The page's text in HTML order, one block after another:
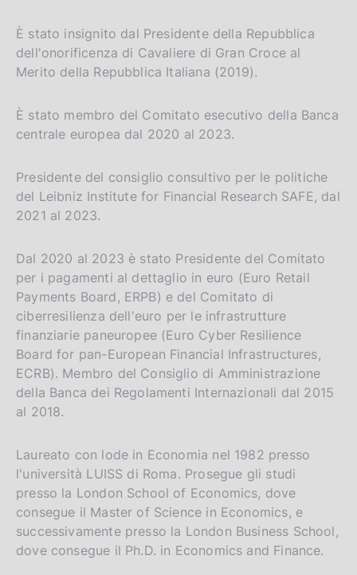
È stato insignito dal Presidente della Repubblica
dell'onorificenza di Cavaliere di Gran Croce al
Merito della Repubblica Italiana (2019).
È stato membro del Comitato esecutivo della Banca
centrale europea dal 2020 al 2023.
Presidente del consiglio consultivo per le politiche
del Leibniz Institute for Financial Research SAFE, dal
2021 al 2023.
Dal 2020 al 2023 è stato Presidente del Comitato
per i pagamenti al dettaglio in euro (Euro Retail
Payments Board, ERPB) e del Comitato di
ciberresilienza dell'euro per le infrastrutture
finanziarie paneuropee (Euro Cyber Resilience
Board for pan-European Financial Infrastructures,
ECRB). Membro del Consiglio di Amministrazione
della Banca dei Regolamenti Internazionali dal 2015
al 2018.
Laureato con lode in Economia nel 1982 presso
l'università LUISS di Roma. Prosegue gli studi
presso la London School of Economics, dove
consegue il Master of Science in Economics, e
successivamente presso la London Business School,
dove consegue il Ph.D. in Economics and Finance.